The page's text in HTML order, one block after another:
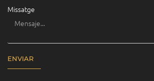
Missatge
ENVIAR